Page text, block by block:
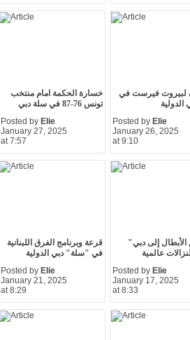
خسارة الحكمة امام منتخب
تونس 76-87 في سلة دبي
Posted by Elie
January 27, 2025
at 7:57
لبيروت فيرست في
الدولية
Posted by Elie
January 26, 2025
at 9:10
قرعة وبرنامج الفرق اللبنانية
في "سلة" دبي الدولية
Posted by Elie
January 21, 2025
at 8:29
إلى دبي"
عالمية
Posted by Elie
January 17, 2025
at 8:33